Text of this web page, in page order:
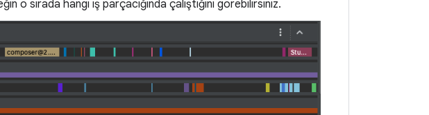
o sırada hangi iş parçacığında çalıştığını görebilirsiniz.